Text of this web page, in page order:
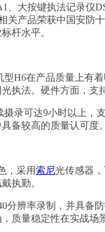
、大按键执法记录仪
关产品荣获中国安
杆水平。
H6在产品质量上有
执法。硬件方面，
录可达9小时以上，
备较高的质量认可度。
，采用索尼光传感器
执勤。
分辨率录制，并具
质量稳定性在实战场